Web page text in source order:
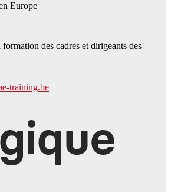
Europe
formation des cadres et dirigeants des
training.be